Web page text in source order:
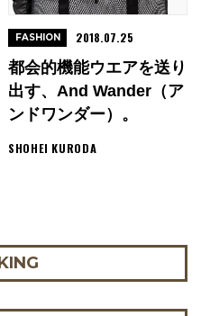
都会的機能ウエアを送り
出す、and Wander（ア
ンドワンダー）。
SHOHEI KURODA
FASHION 2018.07.25